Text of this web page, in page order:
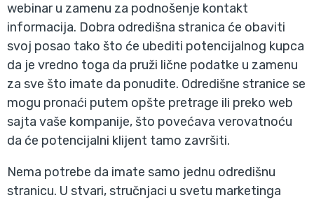
webinar u zamenu za podnošenje kontakt
informacija. Dobra odredišna stranica će obaviti
svoj posao tako što će ubediti potencijalnog kupca
da je vredno toga da pruži lične podatke u zamenu
za sve što imate da ponudite. Odredišne stranice se
mogu pronaći putem opšte pretrage ili preko web
sajta vaše kompanije, što povećava verovatnoću
da će potencijalni klijent tamo završiti.
Nema potrebe da imate samo jednu odredišnu
stranicu. U stvari, stručnjaci u svetu marketinga